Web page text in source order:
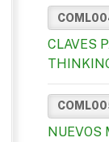
CLAVES
NUEVOS